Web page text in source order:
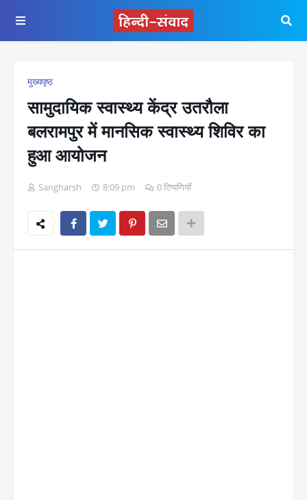
मुख्यपृष्ठ
सामुदायिक स्वास्थ्य केंद्र उतरौला
बलरामपुर में मानसिक स्वास्थ्य शिविर का
हुआ आयोजन
Sangharsh 8:09 pm 0 टिप्पणियाँ